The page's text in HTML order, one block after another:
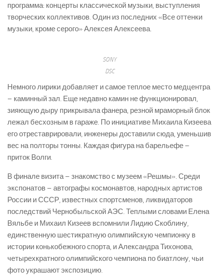
программа: концерты классической музыки, выступления
творческих коллективов. Один из последних «Все оттенки
музыки, кроме серого» Алексея Алексеева.
SONY
DSC
Немного лирики добавляет и самое теплое место медцентра
– каминный зал. Еще недавно камин не функционировал,
зияющую дыру прикрывала фанера, резной мраморный блок
лежал бесхозным в гараже. По инициативе Михаила Кизеева
его отреставрировали, инженеры доставили сюда, уменьшив
вес на полторы тонны. Каждая фигура на барельефе –
приток Волги.
В финале визита – знакомство с музеем «Решмы». Среди
экспонатов – автографы космонавтов, народных артистов
России и СССР, известных спортсменов, ликвидаторов
последствий Чернобыльской АЭС. Теплыми словами Елена
Вяльбе и Михаил Кизеев вспомнили Лидию Скоблину,
единственную шестикратную олимпийскую чемпионку в
истории конькобежного спорта, и Александра Тихонова,
четырехкратного олимпийского чемпиона по биатлону, чьи
фото украшают экспозицию.